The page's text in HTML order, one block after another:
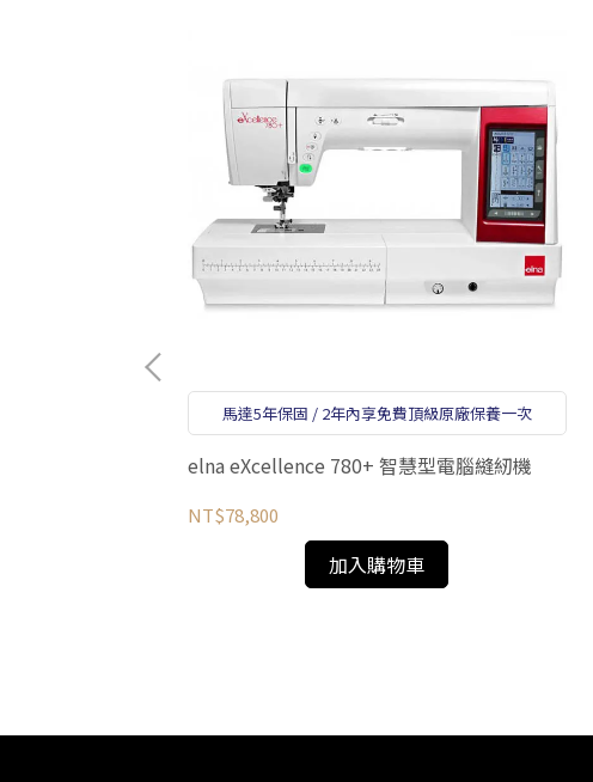
馬達5年保固 / 2年內享免費頂級原廠保養一次
elna eXcellence 780+ 智慧型電腦縫紉機
NT$78,800
加入購物車